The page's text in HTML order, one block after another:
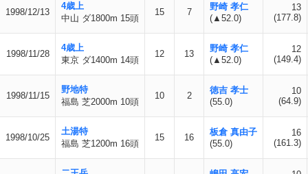
1998/12/13
4歳上
中山 ダ1800m 15頭
15 7
野崎 孝仁
(▲52.0)
13
(177.8)
1998/11/28
4歳上
東京 ダ1400m 14頭
12 13
野崎 孝仁
(▲52.0)
12
(149.4)
1998/11/15
野地特
福島 芝2000m 10頭
10 2
徳吉 孝士
(55.0)
10
(64.9)
1998/10/25
土湯特
福島 芝1200m 16頭
15 16
板倉 真由子
(55.0)
16
(161.3)